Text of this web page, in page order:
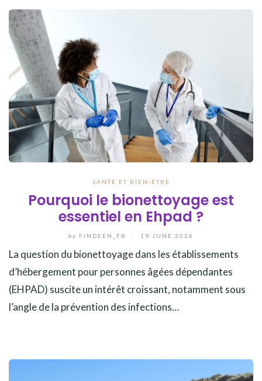
SANTÉ ET BIEN-ÊTRE
Pourquoi le bionettoyage est
essentiel en Ehpad ?
by FINDEEN_FR 19 JUNE 2026
La question du bionettoyage dans les établissements
d’hébergement pour personnes âgées dépendantes
(EHPAD) suscite un intérêt croissant, notamment sous
l’angle de la prévention des infections…